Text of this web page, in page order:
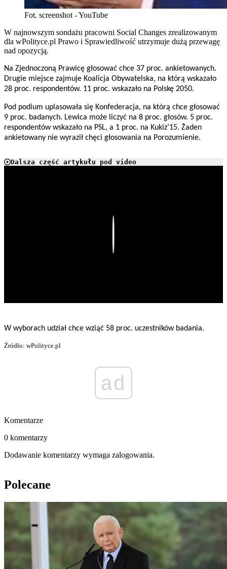
Fot. screenshot - YouTube
W najnowszym sondażu pracowni Social Changes zrealizowanym
dla wPolityce.pl Prawo i Sprawiedliwość utrzymuje dużą przewagę
nad opozycją.
Na Zjednoczoną Prawicę głosować chce 37 proc. ankietowanych.
Drugie miejsce zajmuje Koalicja Obywatelska, na którą wskazało
28 proc. respondentów. 11 proc. wskazało na Polskę 2050.
Pod podium uplasowała się Konfederacja, na którą chce głosować
9 proc. badanych. Lewica może liczyć na 8 proc. głosów. 5 proc.
respondentów wskazało na PSL, a 1 proc. na Kukiz’15. Żaden
ankietowany nie wyraził chęci głosowania na Porozumienie.
Dalsza część artykułu pod video
W wyborach udział chce wziąć 58 proc. uczestników badania.
Źródło: wPolityce.pl
ad
Komentarze
0 komentarzy
Dodawanie komentarzy wymaga zalogowania.
Polecane